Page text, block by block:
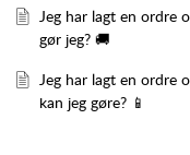
Jeg har lagt en ordre
gør jeg? 🚚
Jeg har lagt en ordre
kan jeg gøre? 📱